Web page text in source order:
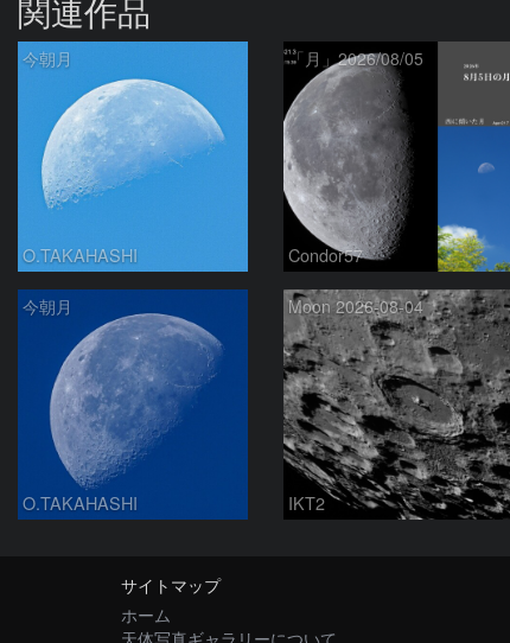
関連作品
今朝月
O.TAKAHASHI
「月」2026/08/05
Condor57
今朝月
O.TAKAHASHI
Moon 2026-08-04
IKT2
サイトマップ
ホーム
天体写真ギャラリーについて